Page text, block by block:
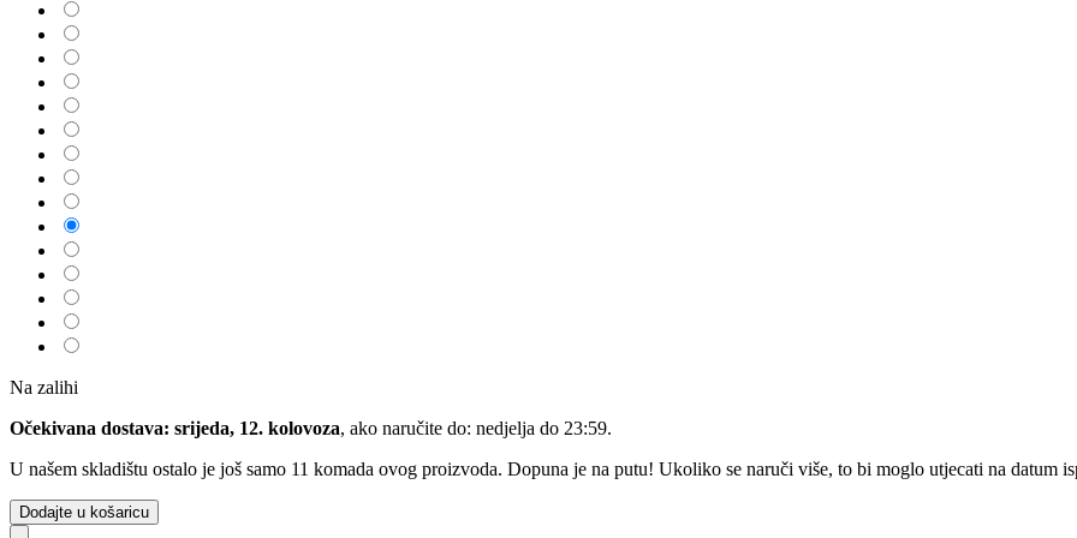
Na zalihi
Očekivana dostava: srijeda, 12. kolovoza, ako naručite do: nedjelja do 23:59.
U našem skladištu ostalo je još samo 11 komada ovog proizvoda. Dopuna je na putu! Ukoliko se naruči više, to bi moglo utjecati na datum
Dodajte u košaricu